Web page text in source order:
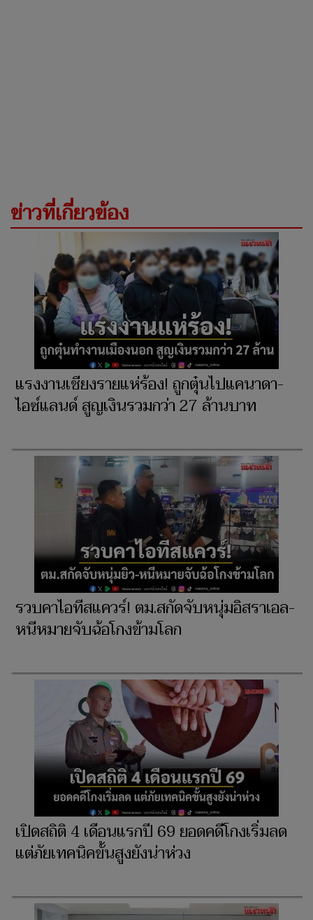
ข่าวที่เกี่ยวข้อง
แรงงานเชียงรายแห่ร้อง! ถูกตุ๋นไปแคนาดา-
ไอซ์แลนด์ สูญเงินรวมกว่า 27 ล้านบาท
รวบคาไอทีสแควร์! ตม.สกัดจับหนุ่มอิสราเอล-
หนีหมายจับฉ้อโกงข้ามโลก
เปิดสถิติ 4 เดือนแรกปี 69 ยอดคดีโกงเริ่มลด
แต่ภัยเทคนิคขั้นสูงยังน่าห่วง